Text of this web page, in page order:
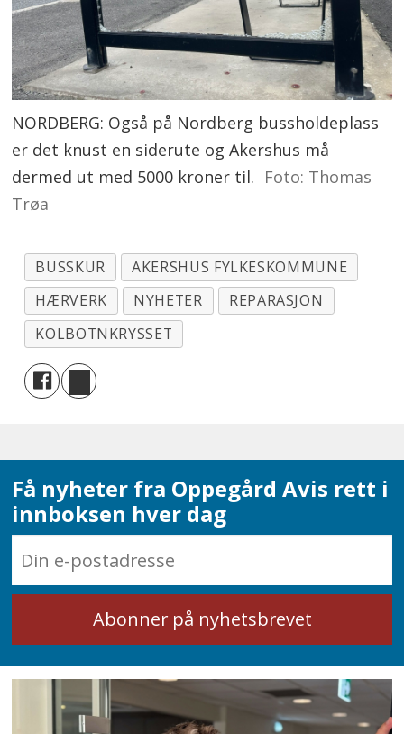
NORDBERG: Også på Nordberg bussholdeplass
er det knust en siderute og Akershus må
dermed ut med 5000 kroner til. Foto: Thomas
Trøa
BUSSKUR
AKERSHUS FYLKESKOMMUNE
HÆRVERK
NYHETER
REPARASJON
KOLBOTNKRYSSET
Få nyheter fra Oppegård Avis rett i
innboksen hver dag